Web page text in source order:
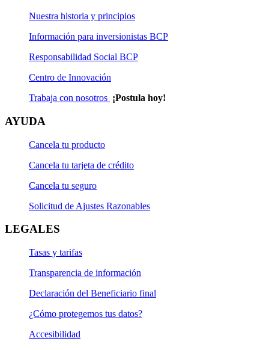
electrónico.
Anexo 1 (operaciones)​
Anexo 2 (operaciones)​
Formato de obtención de datos​
Descarga el formato haciendo clic aquí.
Anexo 1 (operaciones)​
Anexo 2 (operaciones)​
Anexo 3 (operaciones)​
Nuestra historia y principios
Información para inversionistas BCP
Responsabilidad Social BCP
Centro de Innovación
Trabaja con nosotros ¡Postula hoy!
AYUDA
Cancela tu producto
Cancela tu tarjeta de crédito
Cancela tu seguro
Solicitud de Ajustes Razonables
LEGALES
Tasas y tarifas
Transparencia de información
Declaración del Beneficiario final
¿Cómo protegemos tus datos?
Accesibilidad